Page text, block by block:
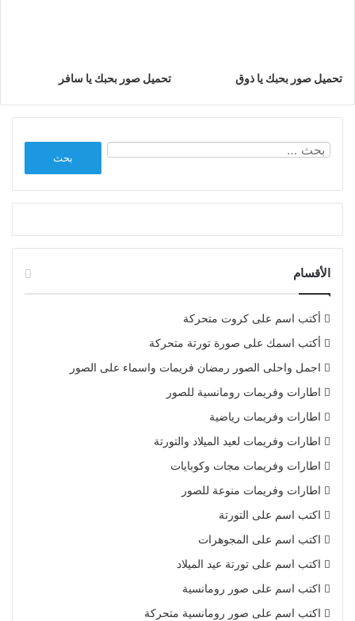
تحميل صور بحبك يا ذوق تحميل صور بحبك يا سافر
الأقسام
أكتب اسم على كروت متحركة
أكتب اسمك على صورة تورتة متحركة
اجمل واحلى الصور رمضان فريمات واسماء على الصور
اطارات وفريمات رومانسية للصور
اطارات وفريمات رياضية
اطارات وفريمات لعيد الميلاد والتورتة
اطارات وفريمات مجات وكوبايات
اطارات وفريمات منوعة للصور
اكتب اسم على التورتة
اكتب اسم على المجوهرات
اكتب اسم على تورتة عيد الميلاد
اكتب اسم على صور رومانسية
اكتب اسم على صور رومانسية متحركة